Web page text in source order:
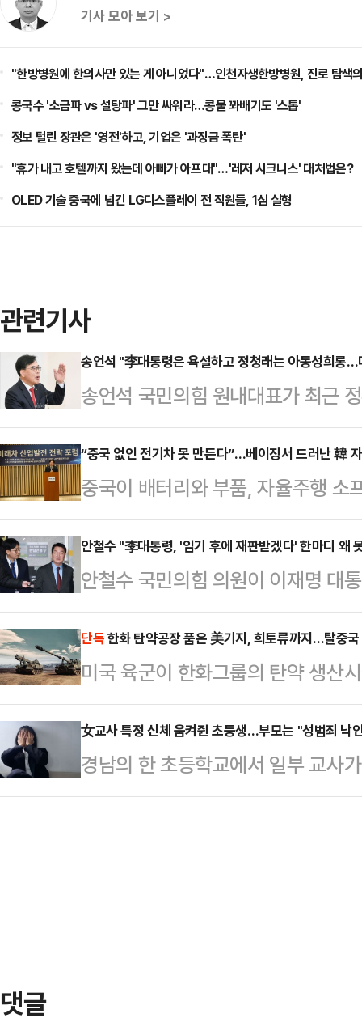
기사 모아 보기 >
"한방병원에 한의사만 있는 게 아니었다"…인천자생한방병원, 진로 탐색
콩국수 '소금파 vs 설탕파' 그만 싸워라…콩물 꽈배기도 '스톱'
정보 털린 장관은 '영전'하고, 기업은 '과징금 폭탄'
"휴가 내고 호텔까지 왔는데 아빠가 아프대"…'레저 시크니스' 대처법은?
OLED 기술 중국에 넘긴 LG디스플레이 전 직원들, 1심 실형
관련기사
송언석 "李대통령은 욕설하고 정청래는 아동성희롱
송언석 국민의힘 원내대표가 최근
집으며 "더불어민주당은 그 이름을
언석 원내대표는 8일 국회에서 열
국무회의 자리에서 '비읍시옷(ㅂㅅ
놓고 여당 (정청래) 대표는 어린아
발언을 늘어놓기 바쁘다"라고 비판
서 개최된 제20차 국무회의 겸 제7
문제를 거론하며 "이런…
“중국 없인 전기차 못 만든다”…베이징서 드러난 韓
중국이 배터리와 부품, 자율주행 소
하면서 글로벌 완성차 업체들이 중
습이 뚜렷해지고 있다. 업계에서는
국내 자동차 산업의 생산기반 약화
있다는 우려가 나온다.한국모빌리
8일 서울 서초구 자동차회관에서 ‘
중심으로 재편되는 전기·자율주행
방안을 논의했다.정구민 한국모빌…
안철수 "李대통령, '임기 후에 재판받겠다' 한마디 왜
안철수 국민의힘 의원이 이재명 대
특검법안(공소취소 특검법안)에 대
사한 것과 관련해 "법안의 내용은
판했다.안철수 의원은 8일 자신의
니다. 시기와 절차만 숙의되면 공소
목의 글을 게재했다. 안 의원은 "이
한마디를 왜 못하는 것이냐"며 "무
될 일 아니겠느냐…
단독한화 탄약공장 품은 美기지, 희토류까지…탈중
미국 육군이 한화그룹의 탄약 생산
널(Pine Bluff Arsenal) 부지에 희
중국산 원자재 의존도를 낮추려는
기업의 거점을 축으로 구체화되는
군이 파인블러프 아스널에 희토류
女교사 특정 신체 움켜쥔 초등생…부모는 "성범죄 낙
경남의 한 초등학교에서 일부 교사
고 등으로 정신과 치료를 받거나 퇴
댓글